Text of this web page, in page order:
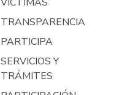
TRANSPARENCIA
PARTICIPA
SERVICIOS Y
TRÁMITES